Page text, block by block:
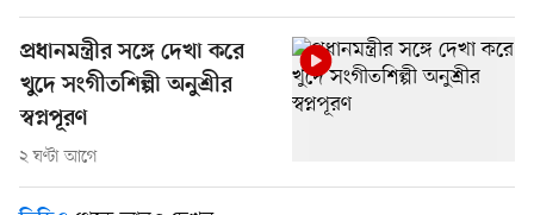
প্রধানমন্ত্রীর সঙ্গে দেখা করে
খুদে সংগীতশিল্পী অনুশ্রীর
স্বপ্নপূরণ
২ ঘণ্টা আগে